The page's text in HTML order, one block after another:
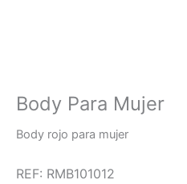
Body Para Mujer
Body rojo para mujer
REF: RMB101012